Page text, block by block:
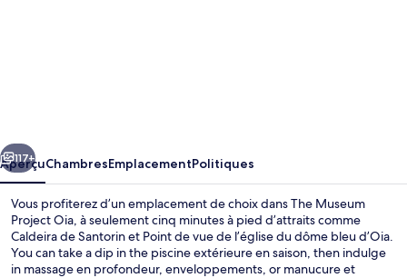
Oia
Suivant
117+
AperçuChambresEmplacementPolitiques
Vous profiterez d’un emplacement de choix dans The Museum
Project Oia, à seulement cinq minutes à pied d’attraits comme
Caldeira de Santorin et Point de vue de l’église du dôme bleu d’Oia.
You can take a dip in the piscine extérieure en saison, then indulge
in massage en profondeur, enveloppements, or manucure et